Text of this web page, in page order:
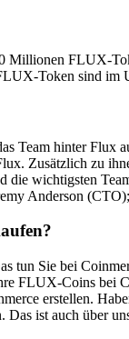
Millionen FLUX-
Token sind im
Team hinter Flux
Zusätzlich zu
die wichtigsten
Anderson
tun Sie bei
FLUX-Coins bei
erstellen.
ist auch über